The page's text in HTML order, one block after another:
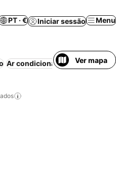
PT · € Iniciar sessão Menu
Ar condicionado Piscina
Ver mapa